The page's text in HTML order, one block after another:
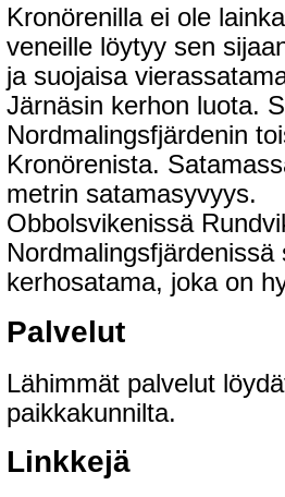
Kronörenilla ei ole
veneille löytyy sen
ja suojaisa
Järnäsin kerhon luota.
Nordmalingsfjärdenin
Kronörenista.
metrin satamasyvyys.
Obbolsvikenissä
kerhosatama, joka on
Palvelut
Lähimmät palvelut
paikkakunnilta.
Linkkejä